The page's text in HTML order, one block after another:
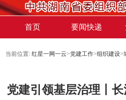
首页 要闻快递
当前位置: 红星一网一云>党建工作>组织建设>
党建引领基层治理丨